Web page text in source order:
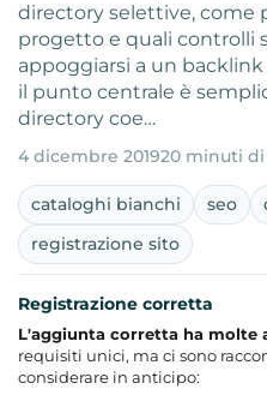
directory selettive, come
progetto e quali controlli
appoggiarsi a un
il punto centrale è
directory coe…
4 dicembre 201920 minuti
cataloghi bianchi seo
registrazione sito
Registrazione corretta
L'aggiunta corretta ha molte
requisiti unici, ma ci sono
considerare in anticipo: